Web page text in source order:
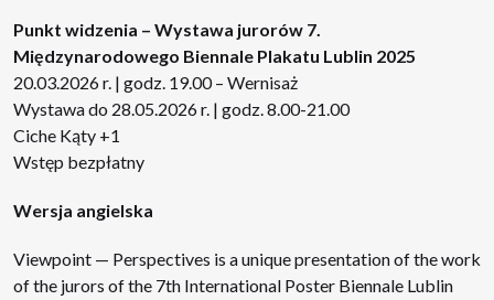
Punkt widzenia – Wystawa jurorów 7.
Międzynarodowego Biennale Plakatu Lublin 2025
20.03.2026 r. | godz. 19.00 – Wernisaż
Wystawa do 28.05.2026 r. | godz. 8.00-21.00
Ciche Kąty +1
Wstęp bezpłatny
Wersja angielska
Viewpoint — Perspectives is a unique presentation of the work
of the jurors of the 7th International Poster Biennale Lublin